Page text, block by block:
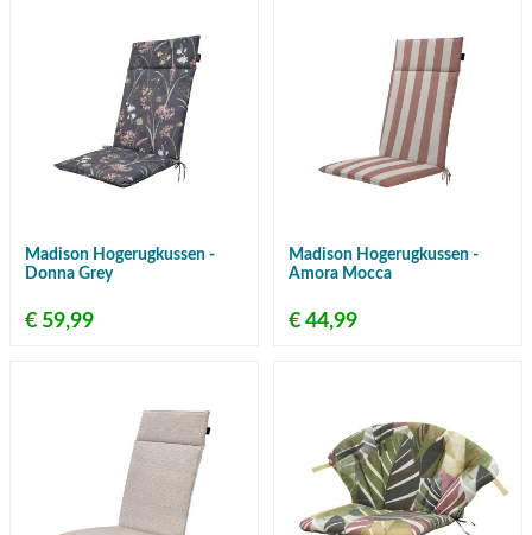
Madison Hogerugkussen -
Donna Grey
€ 59,99
Madison Hogerugkussen -
Amora Mocca
€ 44,99